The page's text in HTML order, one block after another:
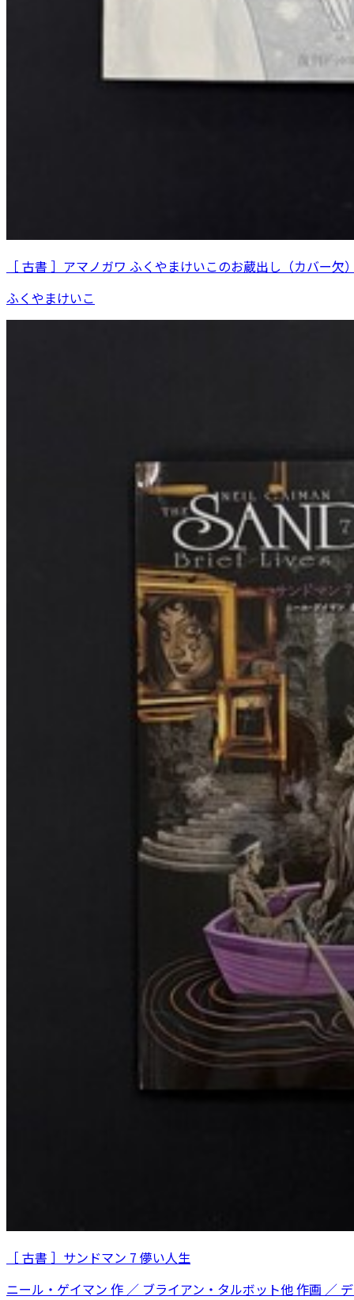
［ 古書 ］アマノガワ ふくやまけいこのお蔵出し（カバー欠
ふくやまけいこ
［ 古書 ］サンドマン 7 儚い人生
ニール・ゲイマン 作 ／ ブライアン・タルボット他 作画 ／